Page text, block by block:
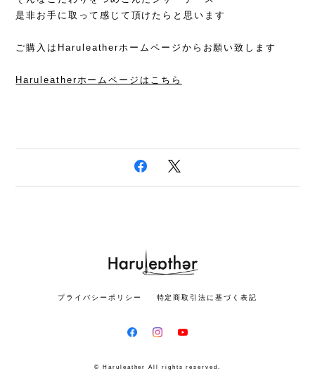
是非お手に取って感じて頂けたらと思います
ご購入はHaruleatherホームページからお願い致します
Haruleatherホームページはこちら
プライバシーポリシー 特定商取引法に基づく表記
© Haruleather All rights reserved.